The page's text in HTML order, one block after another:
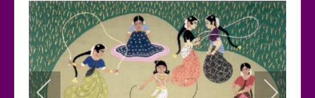
Qui sommes-nous ?
Les Expositions
Les toiles